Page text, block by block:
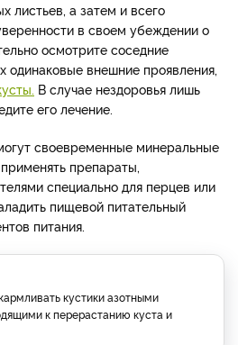
листьев, а затем и всего
в своем убеждении о
осмотрите соседние
одинаковые внешние проявления,
В случае нездоровья лишь
его лечение.
своевременные минеральные
препараты,
специально для перцев или
пищевой питательный
питания.
кустики азотными
к перерастанию куста и